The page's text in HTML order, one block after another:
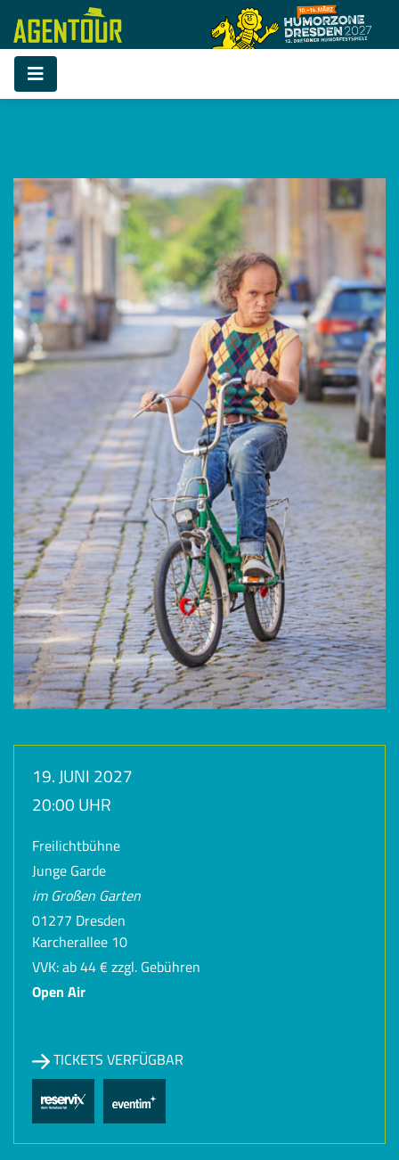
19. JUNI 2027
20:00 UHR
Freilichtbühne
Junge Garde
im Großen Garten
01277 Dresden
Karcherallee 10
VVK: ab 44 € zzgl. Gebühren
Open Air
TICKETS VERFÜGBAR